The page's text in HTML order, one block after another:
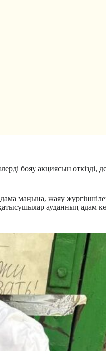
бояу акциясын өткізді,
маңына, жаяу
ауданның адам